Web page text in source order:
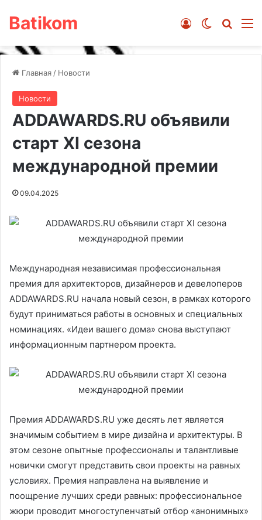
Batikom Switch skin
Войти
Главная / Новости
Новости
ADDAWARDS.RU объявили
старт XI сезона
международной премии
09.04.2025
Международная независимая профессиональная
премия для архитекторов, дизайнеров и девелоперов
ADDAWARDS.RU начала новый сезон, в рамках которого
будут приниматься работы в основных и специальных
номинациях. «Идеи вашего дома» снова выступают
информационным партнером проекта.
Премия ADDAWARDS.RU уже десять лет является
значимым событием в мире дизайна и архитектуры. В
этом сезоне опытные профессионалы и талантливые
новички смогут представить свои проекты на равных
условиях. Премия направлена на выявление и
поощрение лучших среди равных: профессиональное
жюри проводит многоступенчатый отбор «анонимных»